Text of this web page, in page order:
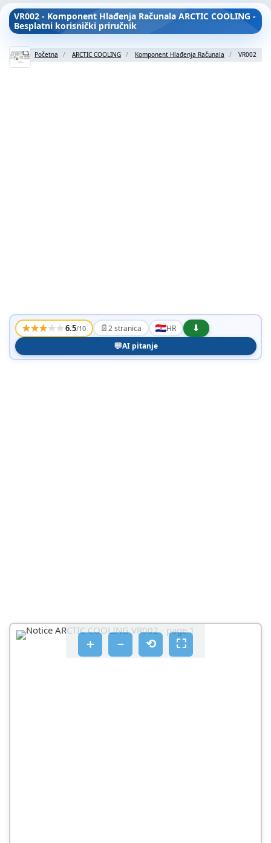
VR002 - Komponent Hlađenja Računala ARCTIC COOLING -
Besplatni korisnički priručnik
Početna ARCTIC COOLING Komponent Hlađenja Računala VR002
★★★★★6.5/10 📄2 stranica HR
⬇
💬AI pitanje
＋ － ⟲ ⛶